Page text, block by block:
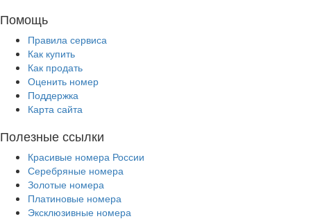
Помощь
Правила сервиса
Как купить
Как продать
Оценить номер
Поддержка
Карта сайта
Полезные ссылки
Красивые номера России
Серебряные номера
Золотые номера
Платиновые номера
Эксклюзивные номера